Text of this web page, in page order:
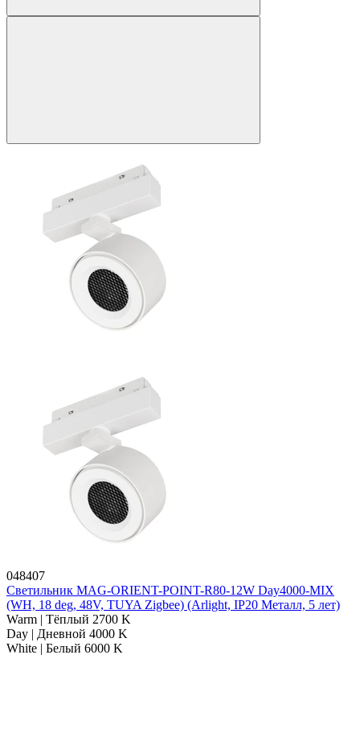
048407
Светильник MAG-ORIENT-POINT-R80-12W Day4000-MIX
(WH, 18 deg, 48V, TUYA Zigbee) (Arlight, IP20 Металл, 5 лет)
Warm | Тёплый 2700 K
Day | Дневной 4000 K
White | Белый 6000 K